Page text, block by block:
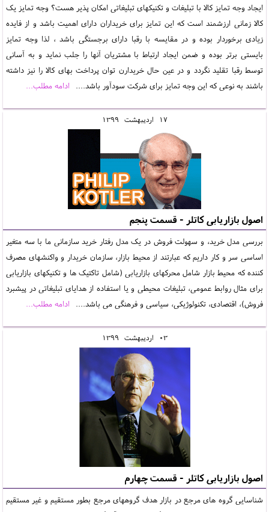
ایجاد وجه تمایز کالا با تبلیغات و تکنیکهای تبلیغاتی امکان پذیر هست؟ وجه تمایز یک
کالا زمانی ارزشمند است که این تمایز برای خریداران دارای اهمیت باشد و از فایده
زیادی برخوردار بوده و در مقایسه با رقبا دارای برجستگی باشد ، لذا وجه تمایز
بایستی برتر بوده و ضمن ایجاد ارتباط با مشتریان آنها را جلب نماید و به آسانی
توسط رقبا تقلید نگردد و در عین حال خریدارن توان پرداخت بهای کالا را نیز داشته
باشند به نوعی که این وجه تمایز برای شرکت سودآور باشد.... ادامه مطلب...
17 ارديبهشت 1399
اصول بازاریابی کاتلر - قسمت پنجم
بررسی مدل خرید، و سهولت فروش در یک مدل رفتار خرید سازمانی ما با سه متغیر
اساسی سر و کار داریم که عبارتند از محیط بازار، سازمان خریدار و واکنشهای مصرف
کننده که محیط بازار شامل محرکهای بازاریابی (شامل تاکتیک ها و تکنیکهای بازاریابی
برای مثال روابط عمومی، تبلیغات محیطی و یا استفاده از هدایای تبلیغاتی در پیشبرد
فروش)، اقتصادی، تکنولوژیکی، سیاسی و فرهنگی می باشد.... ادامه مطلب...
03 ارديبهشت 1399
اصول بازاریابی کاتلر - قسمت چهارم
شناسایی گروه های مرجع در بازار هدف گروههای مرجع بطور مستقیم و غیر مستقیم